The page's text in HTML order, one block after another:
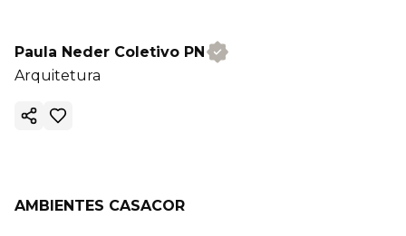
Paula Neder Coletivo PN
Arquitetura
Copiar enlace
AMBIENTES CASACOR